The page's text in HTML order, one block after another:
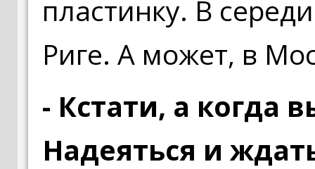
пластинку. В
Риге. А может, в
- Кстати, а когда
Надеяться и